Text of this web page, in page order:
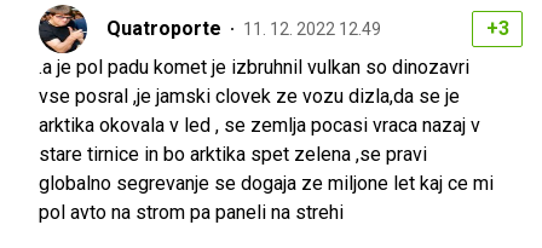
Quatroporte 11. 12. 2022 12.49
+3
.a je pol padu komet je izbruhnil vulkan so dinozavri
vse posral ,je jamski clovek ze vozu dizla,da se je
arktika okovala v led , se zemlja pocasi vraca nazaj v
stare tirnice in bo arktika spet zelena ,se pravi
globalno segrevanje se dogaja ze miljone let kaj ce mi
pol avto na strom pa paneli na strehi